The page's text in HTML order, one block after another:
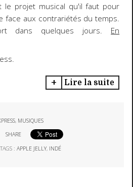
le projet musical qu'il faut pour
face aux contrariétés du temps.
dans quelques jours. En
Lire la suite
, MUSIQUES
SHARE
TAGS :APPLE JELLY, INDÉ